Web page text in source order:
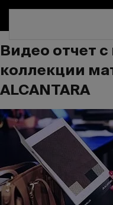
Видео отчет
коллекции
ALCANTARA